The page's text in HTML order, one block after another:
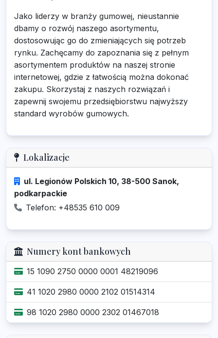
Jako liderzy w branży gumowej, nieustannie
dbamy o rozwój naszego asortymentu,
dostosowując go do zmieniających się potrzeb
rynku. Zachęcamy do zapoznania się z pełnym
asortymentem produktów na naszej stronie
internetowej, gdzie z łatwością można dokonać
zakupu. Skorzystaj z naszych rozwiązań i
zapewnij swojemu przedsiębiorstwu najwyższy
standard wyrobów gumowych.
Lokalizacje
ul. Legionów Polskich 10, 38-500 Sanok,
podkarpackie
Telefon: +48535 610 009
Numery kont bankowych
15 1090 2750 0000 0001 48219096
41 1020 2980 0000 2102 01514314
98 1020 2980 0000 2302 01467018